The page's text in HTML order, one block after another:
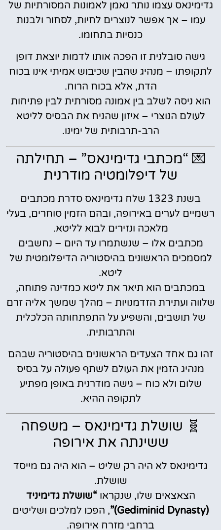
גדימינאס עצמו נותר נאמן לאמונות המסורתיות של
עמו – אך אפשר לנוצרים לחיות, לסחור ולבנות
כנסיות בתחומו.
גישה סובלנית זו הפכה אותו לדמות יוצאת דופן
לתקופתו – מנהיג שהבין שכיבוש אמיתי אינו בכוח
הדת, אלא בכוח הרוח.
הוא ניסה לשלב בין אמונה מסורתית לבין פתיחות
לעולם הנוצרי – איזון שהניח את הבסיס לליטא
הרב-תרבותית של ימינו.
💌 “מכתבי גדימינאס” – תחילתה
של דיפלומטיה מודרנית
בשנת 1323 שלח גדימינאס סדרת מכתבים
רשמיים לערים באירופה, ובהם הזמין סוחרים, בעלי
מלאכה ונזירים לבוא לליטא.
מכתבים אלו – שנשתמרו עד היום – נחשבים
למסמכים הראשונים בהיסטוריה הדיפלומטית של
ליטא.
במכתבים הוא תיאר את ליטא כמדינה פתוחה,
שלווה ועתירת הזדמנויות – מהלך שמשך אליה זרם
של תושבים, והשפיע על התפתחותה הכלכלית
והתרבותית.
זהו גם אחד הצעדים הראשונים בהיסטוריה שבהם
מנהיג הזמין את העולם לשתף פעולה על בסיס
שלום ולא כוח – גישה מודרנית באופן מפתיע
לתקופה ההיא.
🧬 שושלת גדימינאס – משפחה
ששינתה את אירופה
גדימינאס לא היה רק שליט – הוא היה גם מייסד
שושלת.
הצאצאים שלו, שנקראו“שושלת גדימיניד
(Gediminid Dynasty)”
, הפכו למלכים ושליטים
ברחבי מזרח אירופה.